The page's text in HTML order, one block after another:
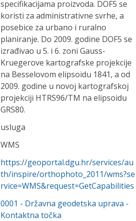
specifikacijama proizvoda. DOF5 se
koristi za administrativne svrhe, a
posebice za urbano i ruralno
planiranje. Do 2009. godine DOF5 se
izrađivao u 5. i 6. zoni Gauss-
Kruegerove kartografske projekcije
na Besselovom elipsoidu 1841, a od
2009. godine u novoj kartografskoj
projekciji HTRS96/TM na elipsoidu
GRS80.
usluga
WMS
https://geoportal.dgu.hr/services/au
th/inspire/orthophoto_2011/wms?se
rvice=WMS&request=GetCapabilities
0001 - Državna geodetska uprava -
Kontaktna točka